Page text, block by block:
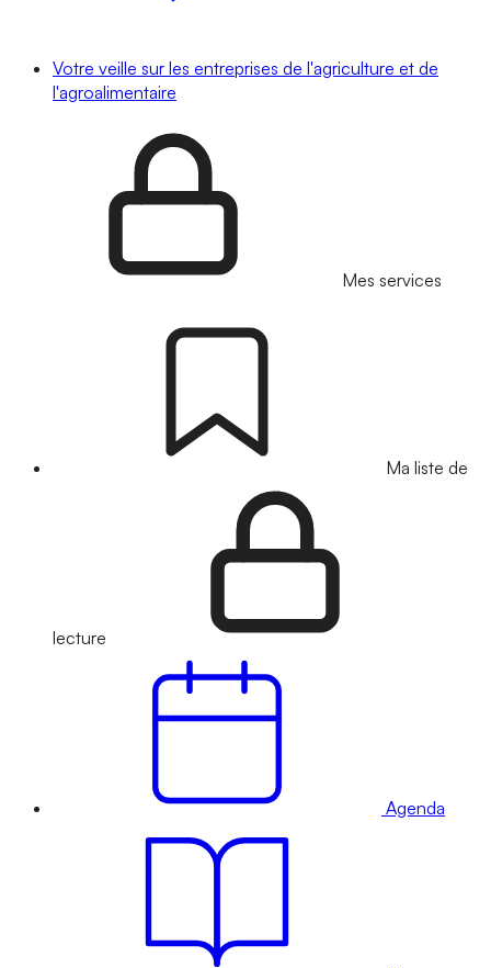
Votre veille sur les entreprises de l'agriculture et de
l'agroalimentaire
Mes services
Ma liste de
lecture
Agenda